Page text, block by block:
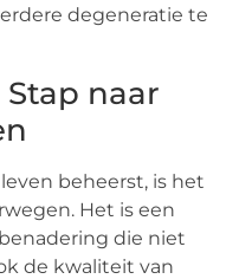
degeneratie te
naar
beheerst, is het
Het is een
die niet
de kwaliteit van